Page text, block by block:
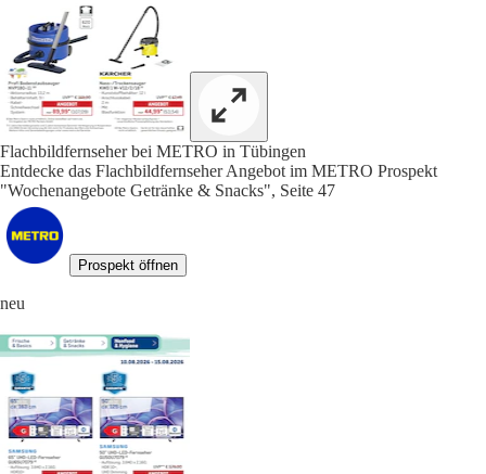
Flachbildfernseher bei METRO in Tübingen
Entdecke das Flachbildfernseher Angebot im METRO Prospekt
"Wochenangebote Getränke & Snacks", Seite 47
Prospekt öffnen
neu